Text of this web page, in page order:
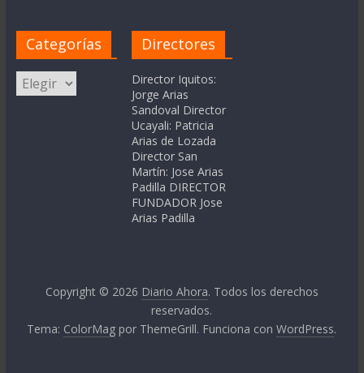
Categorías
Categorías
Directores
Director Iquitos:
Jorge Arias
Sandoval Director
Ucayali: Patricia
Arias de Lozada
Director San
Martín: Jose Arias
Padilla DIRECTOR
FUNDADOR Jose
Arias Padilla
Copyright © 2026 Diario Ahora. Todos los derechos
reservados.
Tema: ColorMag por ThemeGrill. Funciona conWordPress.